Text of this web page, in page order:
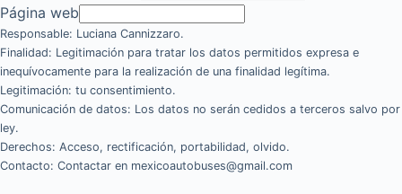
Página web
Responsable: Luciana Cannizzaro.
Finalidad: Legitimación para tratar los datos permitidos expresa e
inequívocamente para la realización de una finalidad legítima.
Legitimación: tu consentimiento.
Comunicación de datos: Los datos no serán cedidos a terceros salvo por
ley.
Derechos: Acceso, rectificación, portabilidad, olvido.
Contacto: Contactar en mexicoautobuses@gmail.com